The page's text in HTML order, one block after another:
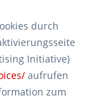
durch
Initiative)
aufrufen
zum